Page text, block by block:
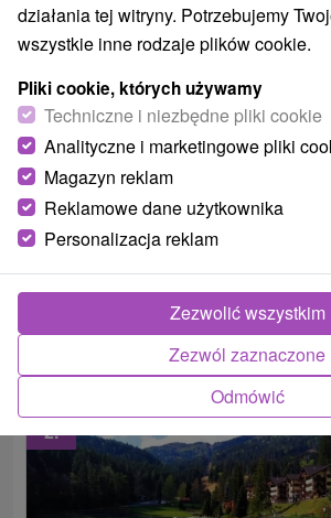
Weekendowy pobyt wellness dla
zapracowanych
Uzdrowisko Lúčky
Od 2 Noce
Pełne Wyżywienie
Przyjemne zabiegi, wstęp do Strefy
pyszne pełne wyżywienie i
basenów zewnętrznych czekają na
2.
działania tej witryny. Potrzebujemy
wszystkie inne rodzaje plików cookie.
Pliki cookie, których używamy
Techniczne i niezbędne pliki cookie
Analityczne i marketingowe pliki
Magazyn reklam
Reklamowe dane użytkownika
Personalizacja reklam
Odmówić
Zezwól zaznaczone
Zezwolić wszystkim